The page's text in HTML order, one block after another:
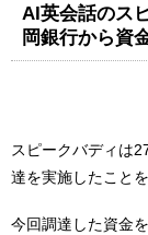
AI英会話のス
岡銀行から資
スピークバディは
達を実施したことを
今回調達した資金